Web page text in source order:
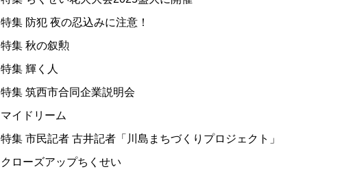
特集 防犯 夜の忍込みに注意！
特集 秋の叙勲
特集 輝く人
特集 筑西市合同企業説明会
マイドリーム
特集 市民記者 古井記者「川島まちづくりプロジェクト」
クローズアップちくせい